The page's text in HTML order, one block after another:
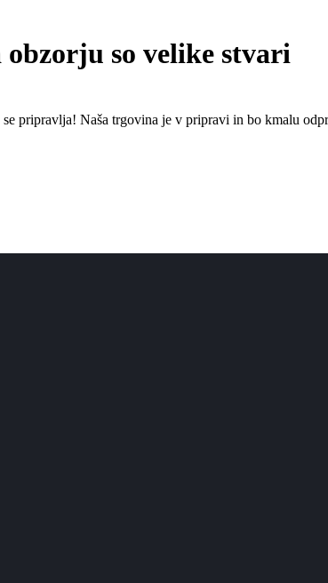
obzorju so velike stvari
pripravlja! Naša trgovina je v pripravi in ​​bo kmalu